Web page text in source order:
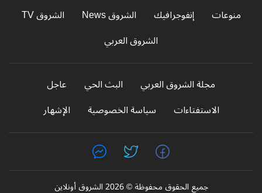
منوعات
إنفوجرافيك الشروق News
الشروق TV
الشروق العربي
مجلة الشروق العربي البث الحي
عاجل
الاستفتاءات
سياسة الخصوصية الإشهار
جميع الحقوق محفوظة © 2026 الشروق أونلاين